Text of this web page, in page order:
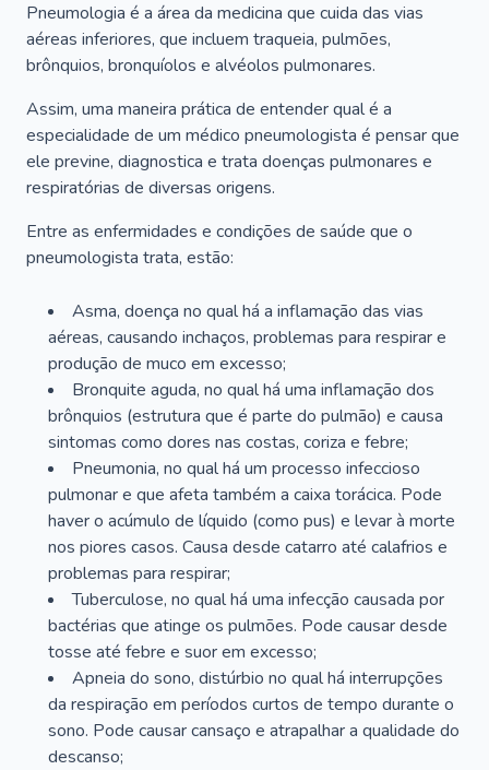
Pneumologia é a área da medicina que cuida das vias
aéreas inferiores, que incluem traqueia, pulmões,
brônquios, bronquíolos e alvéolos pulmonares.
Assim, uma maneira prática de entender qual é a
especialidade de um médico pneumologista é pensar que
ele previne, diagnostica e trata doenças pulmonares e
respiratórias de diversas origens.
Entre as enfermidades e condições de saúde que o
pneumologista trata, estão:
Asma, doença no qual há a inflamação das vias
aéreas, causando inchaços, problemas para respirar e
produção de muco em excesso;
Bronquite aguda, no qual há uma inflamação dos
brônquios (estrutura que é parte do pulmão) e causa
sintomas como dores nas costas, coriza e febre;
Pneumonia, no qual há um processo infeccioso
pulmonar e que afeta também a caixa torácica. Pode
haver o acúmulo de líquido (como pus) e levar à morte
nos piores casos. Causa desde catarro até calafrios e
problemas para respirar;
Tuberculose, no qual há uma infecção causada por
bactérias que atinge os pulmões. Pode causar desde
tosse até febre e suor em excesso;
Apneia do sono, distúrbio no qual há interrupções
da respiração em períodos curtos de tempo durante o
sono. Pode causar cansaço e atrapalhar a qualidade do
descanso;